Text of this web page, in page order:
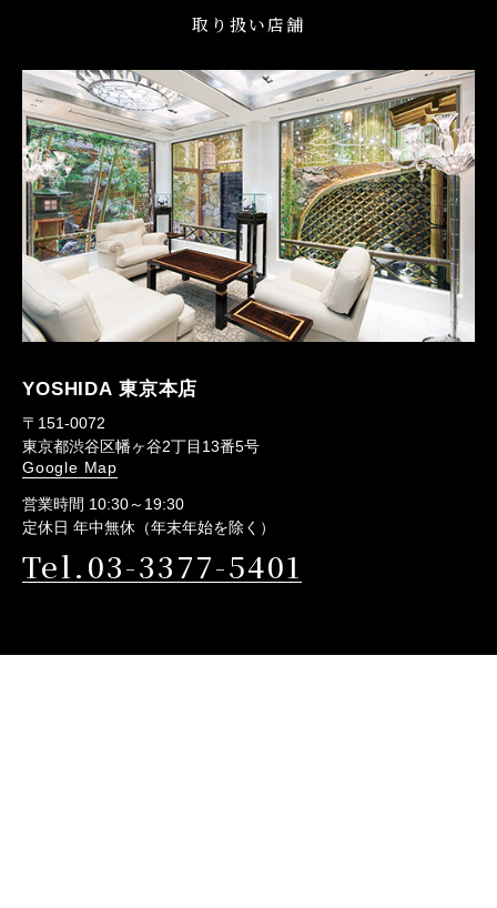
取り扱い店舗
YOSHIDA 東京本店
〒151-0072
東京都渋谷区幡ヶ谷2丁目13番5号
Google Map
営業時間 10:30～19:30
定休日 年中無休（年末年始を除く）
Tel.03-3377-5401